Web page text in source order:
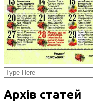
Архів статей